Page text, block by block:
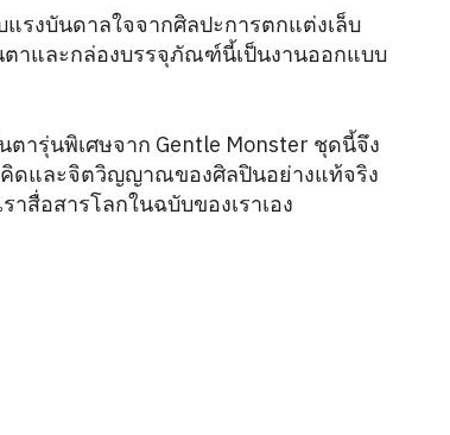
รงบันดาลใจจากศิลปะการตกแต่งเล็บ
ตาและกล่องบรรจุภัณฑ์นี้เป็นงานออกแบบ
ารุ่นพิเศษจาก Gentle Monster ชุดนี้จึง
คิดและจิตวิญญาณของศิลปินอย่างแท้จริง
สื่อสารโลกในฉบับของเราเอง